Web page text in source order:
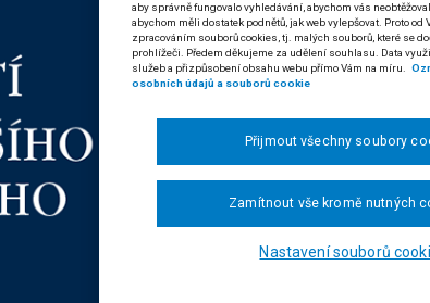
4037/2020 Daň z příjmů:
Datum:03.06.2020·
Sb.NSS· Autor:
586/1992 Sb.: §4
JUD47583CZ 8 Afs
Řízení před
Datum:28.02.2020·
Sb.NSS
· Autor:
17/1992 Sb.: §13;
prejudikatura;
JUD239494CZ 8 As
JUD347581CZ 3 As
aby správně fungovalo vyhledávání, abychom vás
abychom měli dostatek podnětů, jak web vylepšovat. Proto
zpracováním souborů cookies, tj. malých souborů, které se
prohlížeči. Předem děkujeme za udělení souhlasu. Data
služeb a přizpůsobení obsahu webu přímo Vám na míru.
osobních údajů a souborů cookie
Nastavení souborů
Zamítnout vše kromě nutných
Přijmout všechny soubory